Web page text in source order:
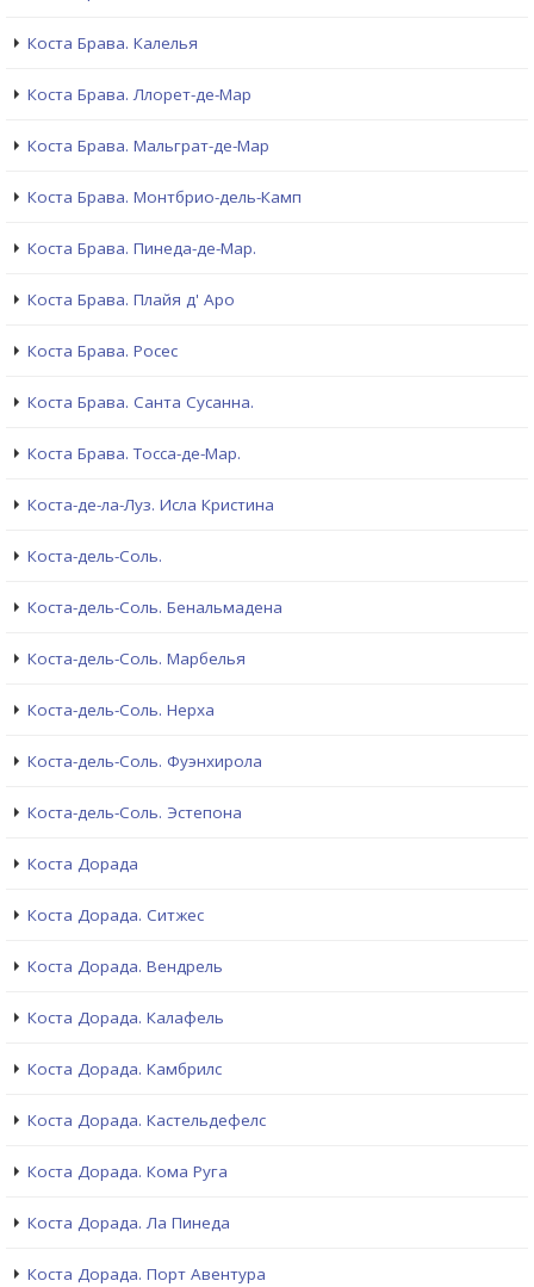
Коста Брава. Калелья
Коста Брава. Ллорет-де-Мар
Коста Брава. Мальграт-де-Мар
Коста Брава. Монтбрио-дель-Камп
Коста Брава. Пинеда-де-Мар.
Коста Брава. Плайя д' Аро
Коста Брава. Росес
Коста Брава. Санта Сусанна.
Коста Брава. Тосса-де-Мар.
Коста-де-ла-Луз. Исла Кристина
Коста-дель-Соль.
Коста-дель-Соль. Бенальмадена
Коста-дель-Соль. Марбелья
Коста-дель-Соль. Нерха
Коста-дель-Соль. Фуэнхирола
Коста-дель-Соль. Эстепона
Коста Дорада
Коста Дорада. Ситжес
Коста Дорада. Вендрель
Коста Дорада. Калафель
Коста Дорада. Камбрилс
Коста Дорада. Кастельдефелс
Коста Дорада. Кома Руга
Коста Дорада. Ла Пинеда
Коста Дорада. Порт Авентура